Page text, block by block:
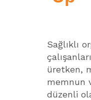
Sağlıklı
üretken,
memnun
düzenli